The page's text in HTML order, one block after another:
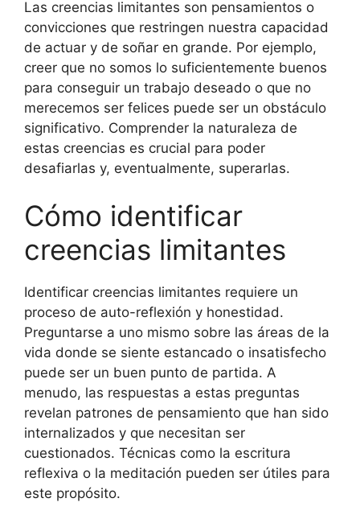
Las creencias limitantes son pensamientos o
convicciones que restringen nuestra capacidad
de actuar y de soñar en grande. Por ejemplo,
creer que no somos lo suficientemente buenos
para conseguir un trabajo deseado o que no
merecemos ser felices puede ser un obstáculo
significativo. Comprender la naturaleza de
estas creencias es crucial para poder
desafiarlas y, eventualmente, superarlas.
Cómo identificar
creencias limitantes
Identificar creencias limitantes requiere un
proceso de auto-reflexión y honestidad.
Preguntarse a uno mismo sobre las áreas de la
vida donde se siente estancado o insatisfecho
puede ser un buen punto de partida. A
menudo, las respuestas a estas preguntas
revelan patrones de pensamiento que han sido
internalizados y que necesitan ser
cuestionados. Técnicas como la escritura
reflexiva o la meditación pueden ser útiles para
este propósito.